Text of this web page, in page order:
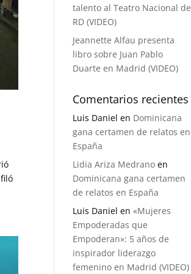
talento al Teatro Nacional de
RD (VIDEO)
Jeannette Alfau presenta
libro sobre Juan Pablo
Duarte en Madrid (VIDEO)
Comentarios recientes
Luis Daniel en Dominicana
gana certamen de relatos en
España
Lidia Ariza Medrano en
Dominicana gana certamen
de relatos en España
Luis Daniel en«Mujeres
Empoderadas que
Empoderan»: 5 años de
inspirador liderazgo
femenino en Madrid (VIDEO)